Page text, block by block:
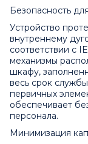
Безопасность
Устройство
внутреннему
соответствии с
механизмы
шкафу,
весь срок
первичных
обеспечивает
персонала.
Минимизация